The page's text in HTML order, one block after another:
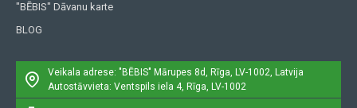
"BĒBIS" Dāvanu karte
BLOG
Veikala adrese: "BĒBIS" Mārupes 8d, Rīga, LV-1002, Latvija
Autostāvvieta: Ventspils iela 4, Rīga, LV-1002